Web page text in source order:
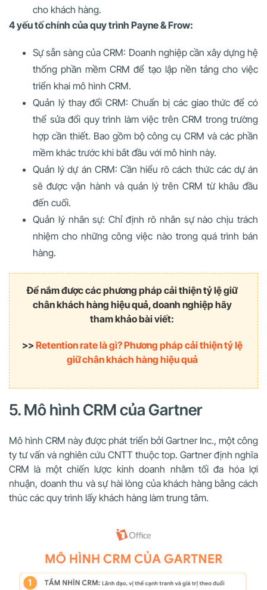
cho khách hàng.
4 yếu tố chính của quy trình Payne & Frow:
Sự sẵn sàng của CRM: Doanh nghiệp cần xây dựng hệ
thống phần mềm CRM để tạo lập nền tảng cho việc
triển khai mô hình CRM.
Quản lý thay đổi CRM: Chuẩn bị các giao thức để có
thể sửa đổi quy trình làm việc trên CRM trong trường
hợp cần thiết. Bao gồm bộ công cụ CRM và các phần
mềm khác trước khi bắt đầu với mô hình này.
Quản lý dự án CRM: Cần hiểu rõ cách thức các dự án
sẽ được vận hành và quản lý trên CRM từ khâu đầu
đến cuối.
Quản lý nhân sự: Chỉ định rõ nhân sự nào chịu trách
nhiệm cho những công việc nào trong quá trình bán
hàng.
Để nắm được các phương pháp cải thiện tỷ lệ giữ
chân khách hàng hiệu quả, doanh nghiệp hãy
tham khảo bài viết:
>>Retention rate là gì? Phương pháp cải thiện tỷ lệ
giữ chân khách hàng hiệu quả
5. Mô hình CRM của Gartner
Mô hình CRM này được phát triển bởi Gartner Inc., một công
ty tư vấn và nghiên cứu CNTT thuộc top. Gartner định nghĩa
CRM là một chiến lược kinh doanh nhằm tối đa hóa lợi
nhuận, doanh thu và sự hài lòng của khách hàng bằng cách
thúc các quy trình lấy khách hàng làm trung tâm.